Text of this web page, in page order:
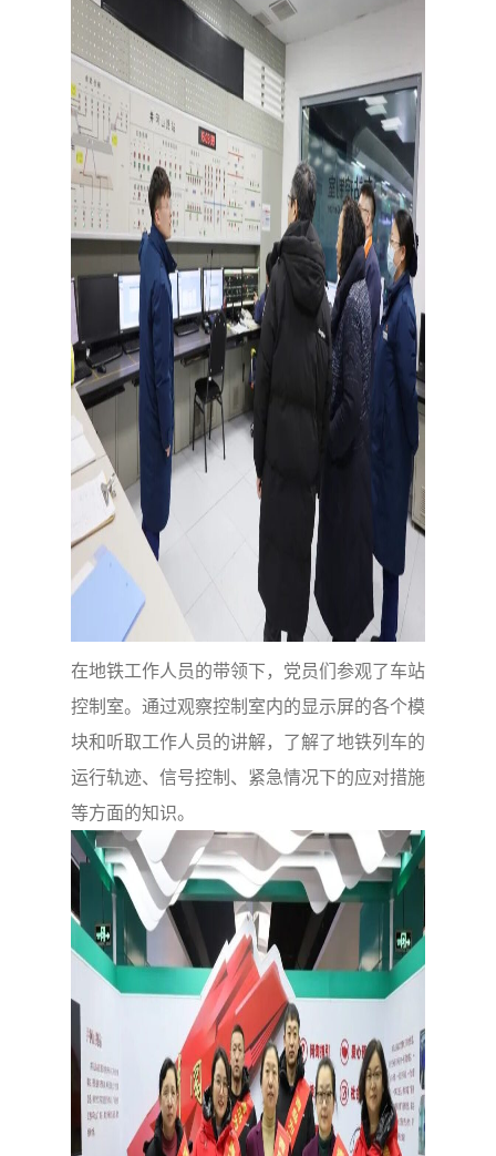
在地铁工作人员的带领下，党员们参观了车站
控制室。通过观察控制室内的显示屏的各个模
块和听取工作人员的讲解，了解了地铁列车的
运行轨迹、信号控制、紧急情况下的应对措施
等方面的知识。